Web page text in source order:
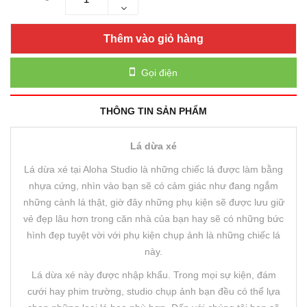
Thêm vào giỏ hàng
Gọi điện
THÔNG TIN SẢN PHẨM
Lá dừa xé
Lá dừa xé tại Aloha Studio là những chiếc lá được làm bằng
nhựa cứng, nhìn vào bạn sẽ có cảm giác như đang ngắm
những cành lá thật, giờ đây những phụ kiện sẽ được lưu giữ
vẻ đẹp lâu hơn trong căn nhà của bạn hay sẽ có những bức
hình đẹp tuyệt vời với phụ kiện chụp ảnh là những chiếc lá
này.
Lá dừa xé này được nhập khẩu. Trong mọi sự kiện, đám
cưới hay phim trường, studio chụp ảnh bạn đều có thể lựa